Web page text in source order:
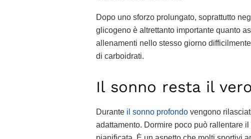
Dopo uno sforzo prolungato, soprattutto
glicogeno è altrettanto importante quanto
allenamenti nello stesso giorno
di carboidrati.
Il sonno resta il
Durante il sonno profondo vengono
adattamento. Dormire poco può rallentare